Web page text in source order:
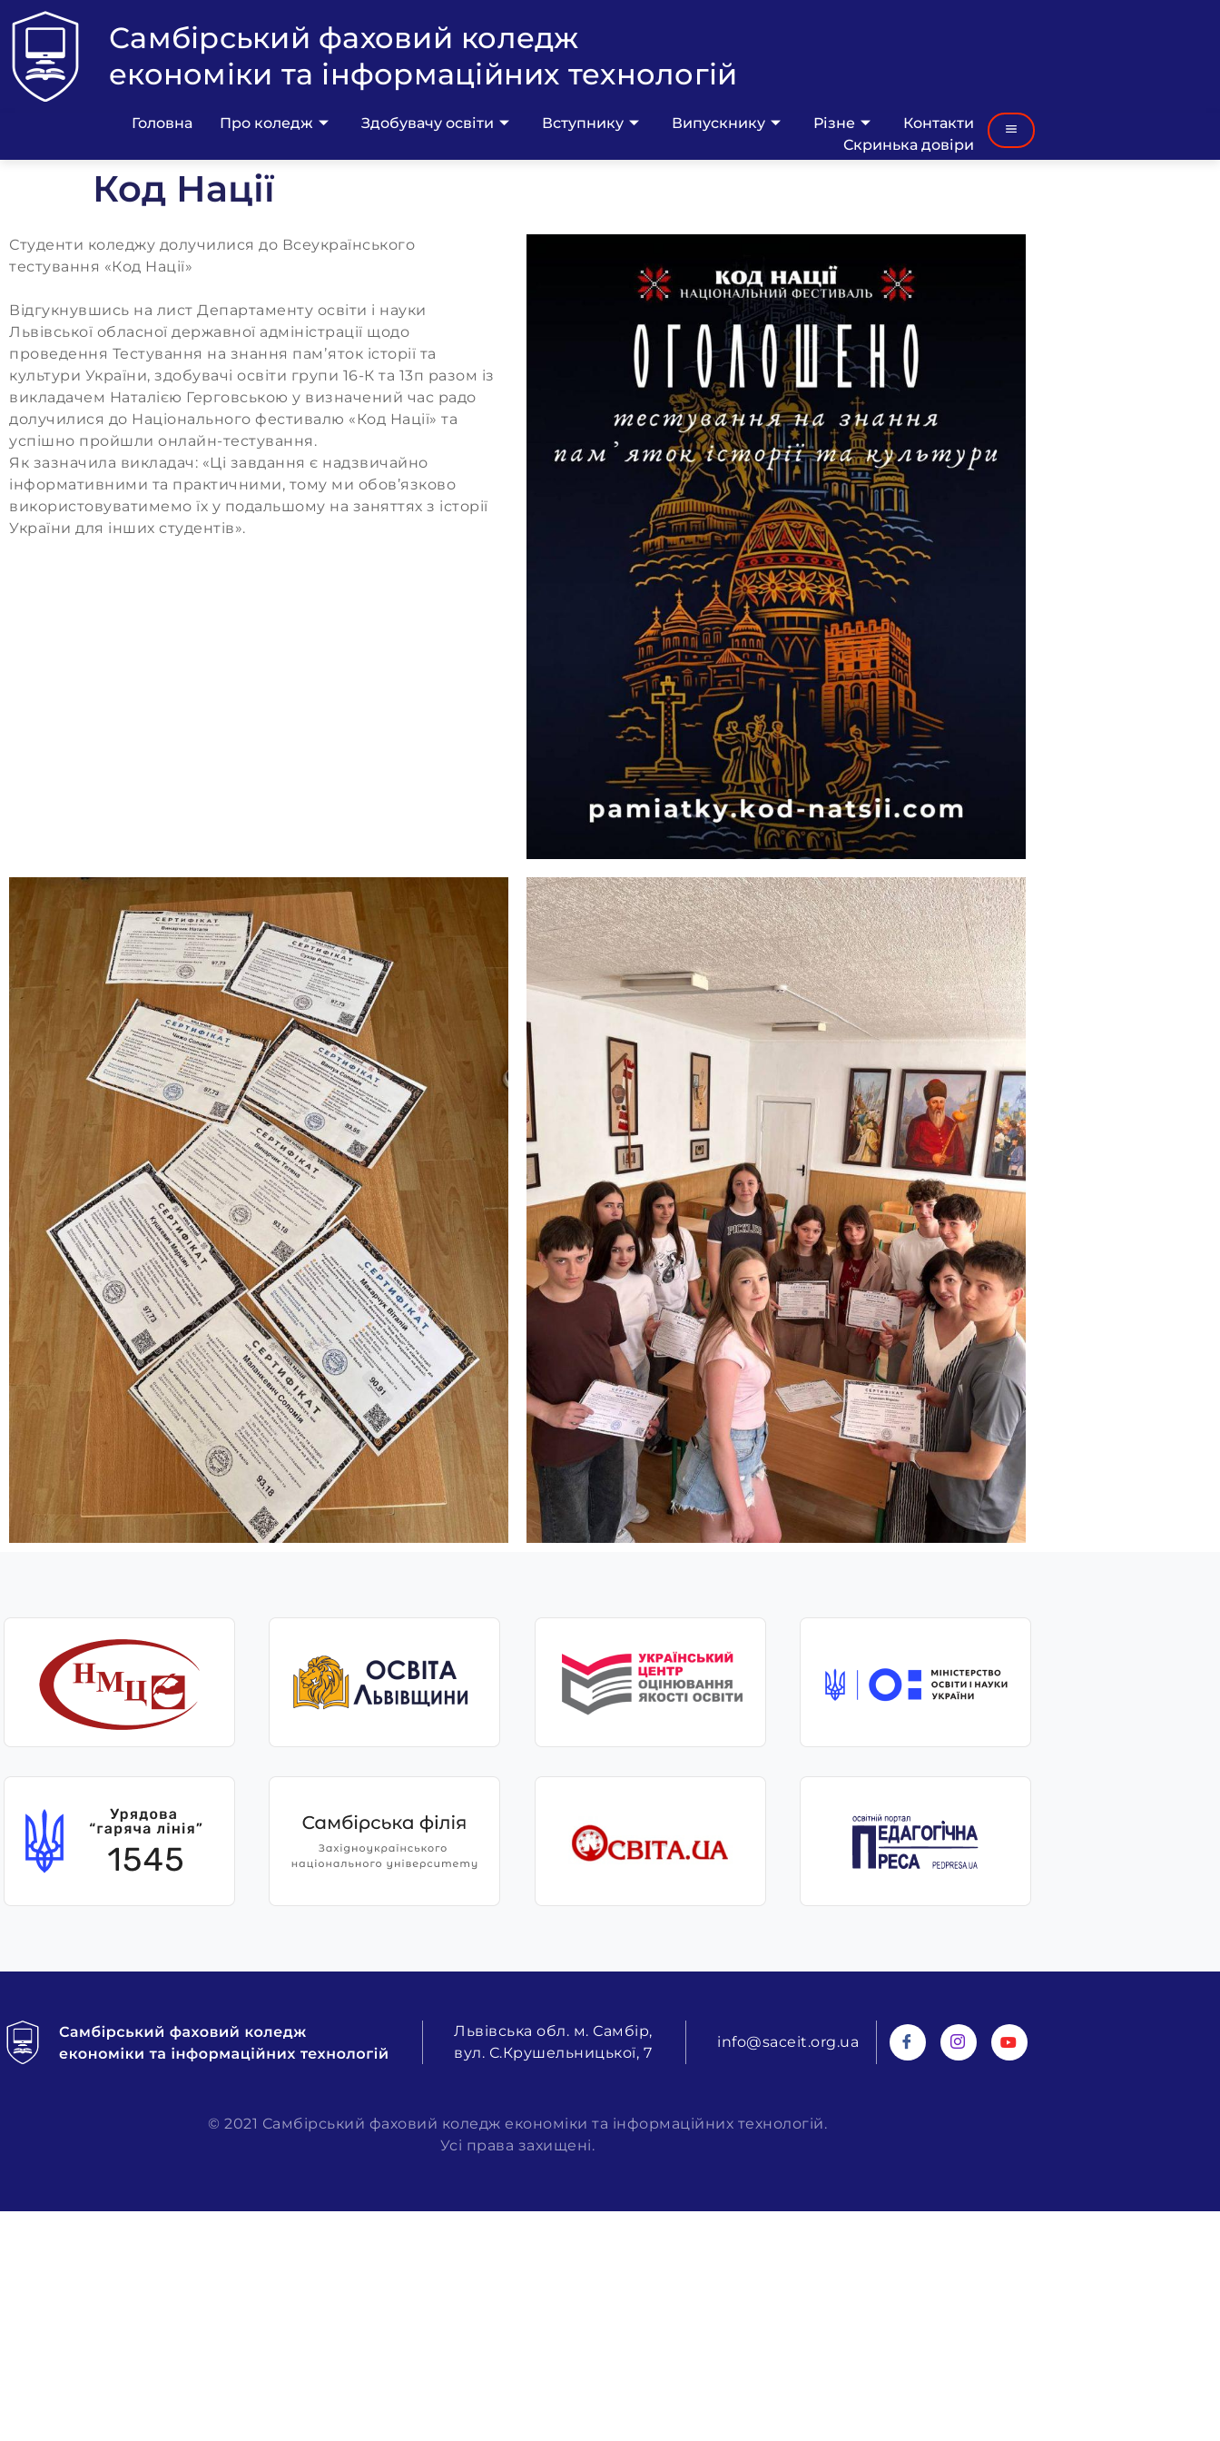
Самбірський фаховий коледж
економіки та інформаційних технологій
Головна Про коледж Здобувачу освіти Вступнику Випускнику Різне
Контакти
Скринька довіри
Код Нації
Студенти коледжу долучилися до Всеукраїнського
тестування «Код Нації»
Відгукнувшись на лист Департаменту освіти і науки
Львівської обласної державної адміністрації щодо
проведення Тестування на знання памʼяток історії та
культури України, здобувачі освіти групи 16-К та 13п разом із
викладачем Наталією Герговською у визначений час радо
долучилися до Національного фестивалю «Код Нації» та
успішно пройшли онлайн-тестування.
Як зазначила викладач: «Ці завдання є надзвичайно
інформативними та практичними, тому ми обов’язково
використовуватимемо їх у подальшому на заняттях з історії
України для інших студентів».
Львівська обл. м. Самбір,
вул. С.Крушельницької, 7
info@saceit.org.ua
© 2021 Самбірський фаховий коледж економіки та інформаційних технологій.
Усі права захищені.